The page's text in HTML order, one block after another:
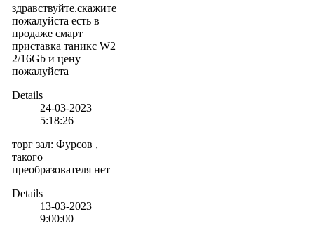
здравствуйте.скажите
пожалуйста есть в
продаже смарт
приставка таникс W2
2/16Gb и цену
пожалуйста
Details
24-03-2023
5:18:26
торг зал: Фурсов ,
такого
преобразователя нет
Details
13-03-2023
9:00:00